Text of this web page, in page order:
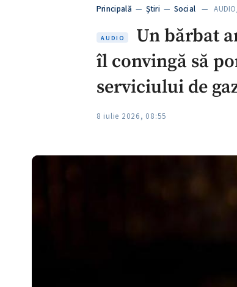
Principală —Ştiri —Social —
AUDIO
Un bărbat
îl convingă să
serviciului de
8 iulie 2026, 08:55